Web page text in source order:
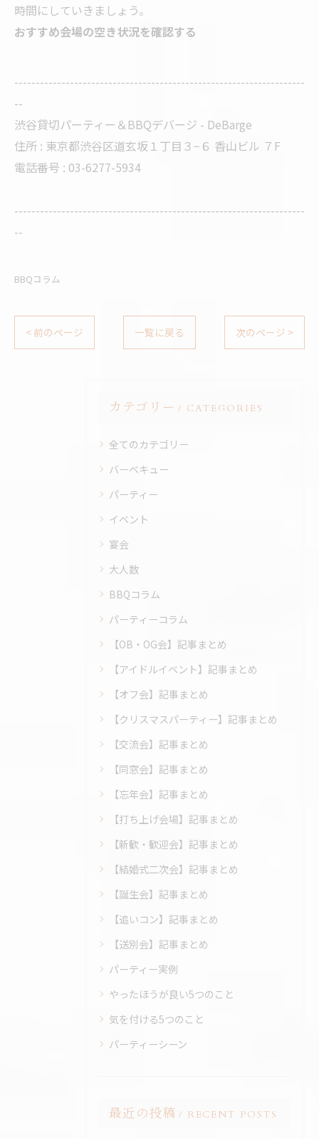
時間にしていきましょう。
おすすめ会場の空き状況を確認する
--------------------------------------------------------------------
--
渋谷貸切パーティー＆BBQデバージ - DeBarge
住所 : 東京都渋谷区道玄坂１丁目３−６ 香山ビル ７F
電話番号 : 03-6277-5934
--------------------------------------------------------------------
--
BBQコラム
< 前のページ 一覧に戻る 次のページ >
カテゴリー CATEGORIES
全てのカテゴリー
バーベキュー
パーティー
イベント
宴会
大人数
BBQコラム
パーティーコラム
【OB・OG会】記事まとめ
【アイドルイベント】記事まとめ
【オフ会】記事まとめ
【クリスマスパーティー】記事まとめ
【交流会】記事まとめ
【同窓会】記事まとめ
【忘年会】記事まとめ
【打ち上げ会場】記事まとめ
【新歓・歓迎会】記事まとめ
【結婚式二次会】記事まとめ
【誕生会】記事まとめ
【追いコン】記事まとめ
【送別会】記事まとめ
パーティー実例
やったほうが良い5つのこと
気を付ける5つのこと
パーティーシーン
最近の投稿 RECENT POSTS